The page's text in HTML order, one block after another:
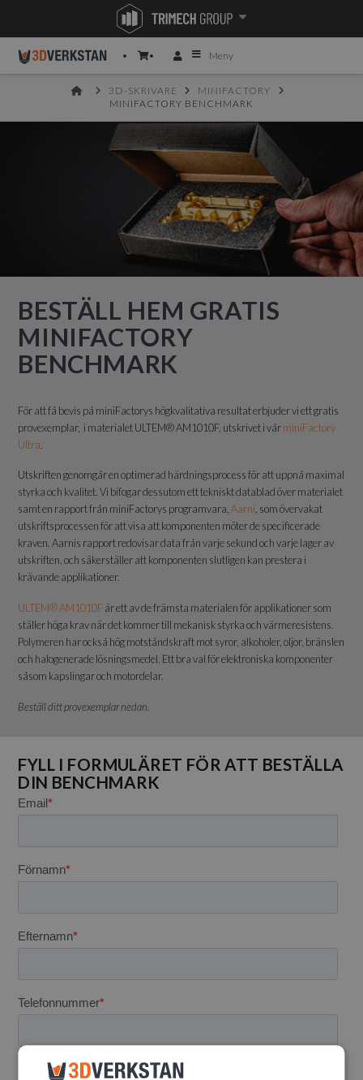
Meny
HOME3D-SKRIVARE
MINIFACTORY
MINIFACTORY BENCHMARK
BESTÄLL HEM GRATIS
MINIFACTORY
BENCHMARK
För att få bevis på miniFactorys högkvalitativa resultat erbjuder vi ett gratis
provexemplar, i materialet ULTEM® AM1010F, utskrivet i vårminiFactory
Ultra
Utskriften genomgår en optimerad härdningsprocess för att uppnå maximal
styrka och kvalitet. Vi bifogar dessutom ett tekniskt datablad över materialet
samt en rapport från miniFactorys programvara,Aarni, som övervakat
utskriftsprocessen för att visa att komponenten möter de specificerade
kraven. Aarnis rapport redovisar data från varje sekund och varje lager av
utskriften, och säkerställer att komponenten slutligen kan prestera i
krävande applikationer.
ULTEM® AM1010Fär ett av de främsta materialen för applikationer som
ställer höga krav när det kommer till mekanisk styrka och värmeresistens.
Polymeren har också hög motståndskraft mot syror, alkoholer, oljor, bränslen
och halogenerade lösningsmedel. Ett bra val för elektroniska komponenter
såsom kapslingar och motordelar.
Beställ ditt provexemplar nedan.
FYLL I FORMULÄRET FÖR ATT BESTÄLLA
DIN BENCHMARK